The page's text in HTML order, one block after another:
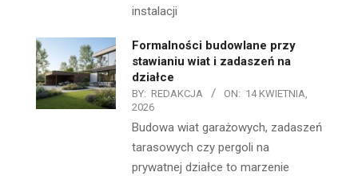
instalacji
Formalności budowlane przy
stawianiu wiat i zadaszeń na
działce
BY: REDAKCJA ON: 14 KWIETNIA,
2026
Budowa wiat garażowych, zadaszeń
tarasowych czy pergoli na
prywatnej działce to marzenie